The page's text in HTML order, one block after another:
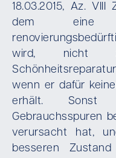
18.03.2015, Az. VIII
dem eine
wird, nicht
wenn er dafür
erhält. Sonst
Gebrauchsspuren
verursacht hat,
besseren